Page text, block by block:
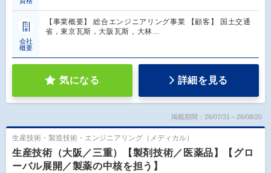
会社
概要
【事業概要】 総合エンジニアリング事業 【顧客】 国土交通
省，東京瓦斯，大阪瓦斯，大林…
気になる 詳細を見る
掲載期間：26/07/31～26/08/20
生産技術・製造技術・エンジニアリング（メディカル）
生産技術（大阪／三重）【製剤技術／医薬品】【グロ
ーバル展開／製薬の中核を担う】